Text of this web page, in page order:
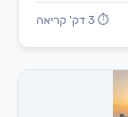
⏱ 3 דק' קריאה